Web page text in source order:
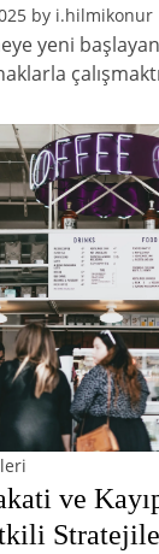
by i.hilmikonur
yeni
ve